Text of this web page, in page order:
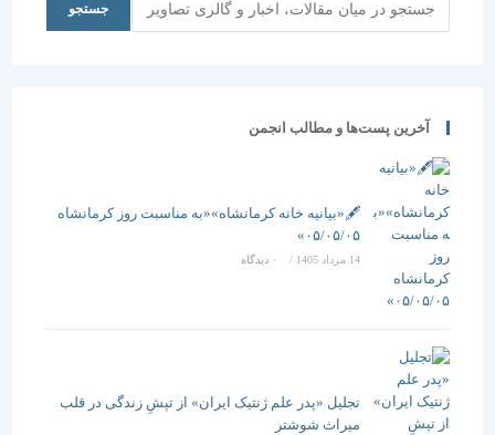
جستجو
آخرین پست‌ها و مطالب انجمن
🖋️«بیانیه خانه کرمانشاه»«به مناسبت روز کرمانشاه
۰۵/۰۵/۰۵»
/ ۰ دیدگاه
تجلیل «پدر علم ژنتیک ایران» از تپشِ زندگی در قلب
میراث شوشتر